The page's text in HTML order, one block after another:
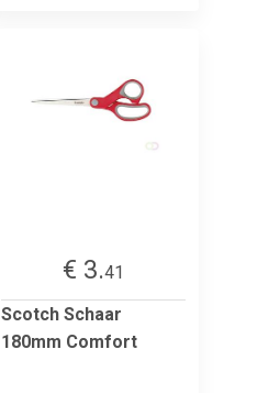
€ 3.41
Scotch Schaar
180mm Comfort